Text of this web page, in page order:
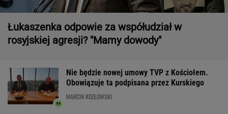
Łukaszenka odpowie za współudział w
rosyjskiej agresji? "Mamy dowody"
Nie będzie nowej umowy TVP z Kościołem.
Obowiązuje ta podpisana przez Kurskiego
MARCIN KOZŁOWSKI